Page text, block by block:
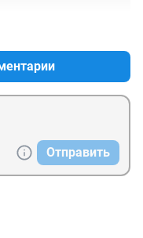
Отправить